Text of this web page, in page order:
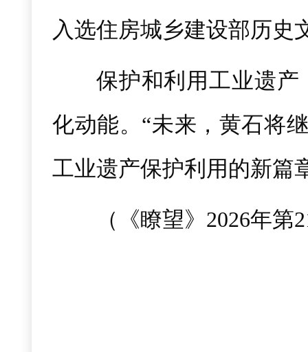
入选住房城乡建设部历史
保护和利用工业遗
化动能。“未来，黄石将
工业遗产保护利用的新篇
（《瞭望》2026年第